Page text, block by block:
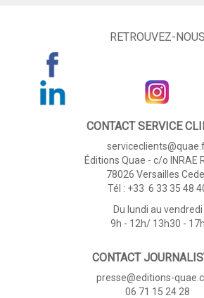
RETROUVEZ-NOUS
CONTACT SERVICE
Éditions Quae - c/o INRAE
78026 Versailles
Tél : +33 6 33 35 48
Du lundi au vendredi
9h - 12h/ 13h30 - 17h
CONTACT
presse@editions-
06 71 15 24 28